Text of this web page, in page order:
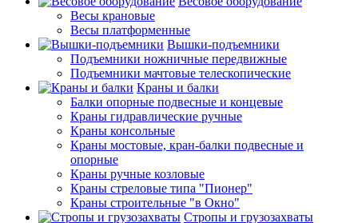
Весы крановые
Весы платформенные
Вышки-подъемники
Подъемники ножничные передвижные
Подъемники мачтовые телескопические
Краны и балки
Балки опорные подвесные и концевые
Краны гидравлические ручные
Краны консольные
Краны мостовые, кран-балки подвесные и
опорные
Краны ручные козловые
Краны стреловые типа "Пионер"
Краны строительные "в Окно"
Стропы и грузозахваты